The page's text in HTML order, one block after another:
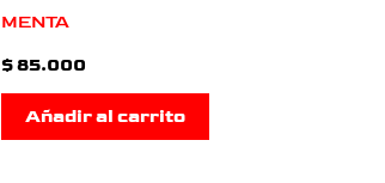
MENTA
$85.000
Añadir al carrito